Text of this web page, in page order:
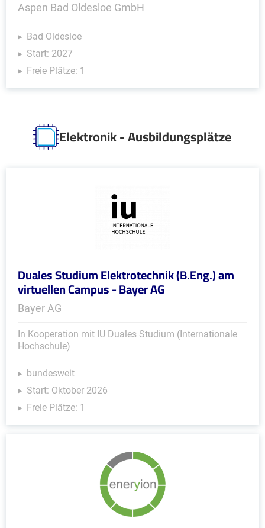
Aspen Bad Oldesloe GmbH
Bad Oldesloe
Start: 2027
Freie Plätze: 1
Elektronik - Ausbildungsplätze
Duales Studium Elektrotechnik (B.Eng.) am
virtuellen Campus - Bayer AG
Bayer AG
In Kooperation mit IU Duales Studium (Internationale
Hochschule)
bundesweit
Start: Oktober 2026
Freie Plätze: 1